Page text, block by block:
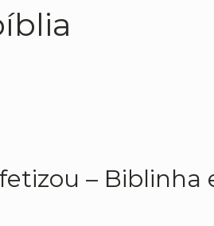
– Biblinha